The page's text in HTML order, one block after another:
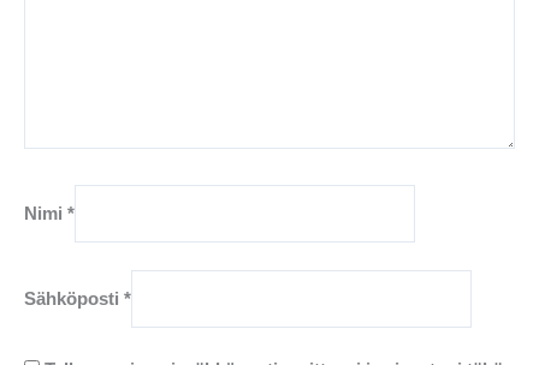
Nimi *
Sähköposti *